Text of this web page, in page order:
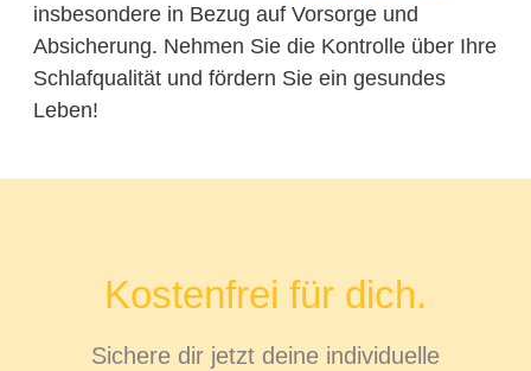
insbesondere in Bezug auf Vorsorge und
Absicherung. Nehmen Sie die Kontrolle über Ihre
Schlafqualität und fördern Sie ein gesundes
Leben!
Kostenfrei für dich.
Sichere dir jetzt deine individuelle